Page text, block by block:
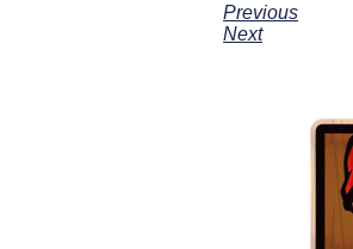
Previous
Next